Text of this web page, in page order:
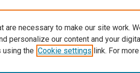
are necessary to make our site work.
personalize our content and your
the Cookie settings link. For